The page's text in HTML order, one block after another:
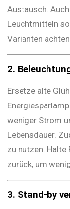
Austausch.
Leuchtmitteln
Varianten achten.
2.
Ersetze alte
weniger Strom
Lebensdauer.
zu nutzen. Halte
zurück, um
3. Stand-by